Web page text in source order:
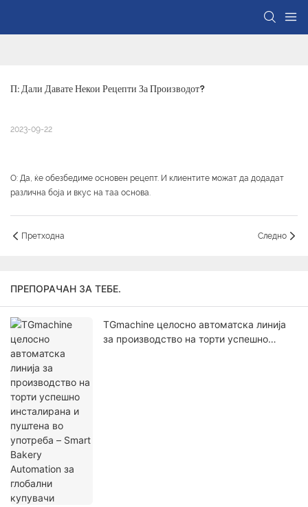
П: Дали Давате Некои Рецепти За Производот?
2023-09-22
О: Да, ќе обезбедиме основен рецепт. И клиентите можат да додадат
различна боја и вкус на таа основа.
Претходна Следно
ПРЕПОРАЧАН ЗА ТЕБЕ.
TGmachine целосно автоматска линија
за производство на торти успешно